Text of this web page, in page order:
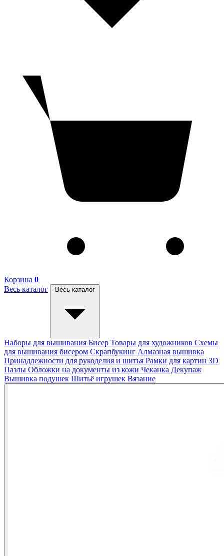
Корзина 0
Весь каталог
Весь каталог
Наборы для вышивания Бисер Товары для художников Схемы
для вышивания бисером Скрапбукинг Алмазная вышивка
Принадлежности для рукоделия и шитья Рамки для картин 3D
Пазлы Обложки на документы из кожи Чеканка Декупаж
Вышивка подушек Шитьё игрушек Вязание